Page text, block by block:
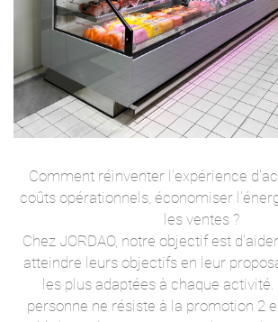
Comment réinventer l'expérience
coûts opérationnels, économiser
les ventes ?
Chez JORDAO, notre objectif est
atteindre leurs objectifs en leur
les plus adaptées à chaque
personne ne résiste à la promotion 2